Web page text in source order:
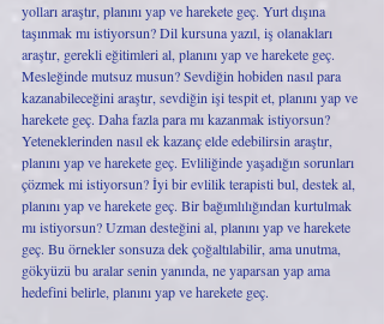
yolları araştır, planını yap ve harekete geç. Yurt dışına
taşınmak mı istiyorsun? Dil kursuna yazıl, iş olanakları
araştır, gerekli eğitimleri al, planını yap ve harekete geç.
Mesleğinde mutsuz musun? Sevdiğin hobiden nasıl para
kazanabileceğini araştır, sevdiğin işi tespit et, planını yap ve
harekete geç. Daha fazla para mı kazanmak istiyorsun?
Yeteneklerinden nasıl ek kazanç elde edebilirsin araştır,
planını yap ve harekete geç. Evliliğinde yaşadığın sorunları
çözmek mi istiyorsun? İyi bir evlilik terapisti bul, destek al,
planını yap ve harekete geç. Bir bağımlılığından kurtulmak
mı istiyorsun? Uzman desteğini al, planını yap ve harekete
geç. Bu örnekler sonsuza dek çoğaltılabilir, ama unutma,
gökyüzü bu aralar senin yanında, ne yaparsan yap ama
hedefini belirle, planını yap ve harekete geç.